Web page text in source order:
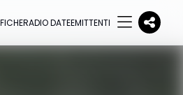
RADIO DATEEMITTENTI